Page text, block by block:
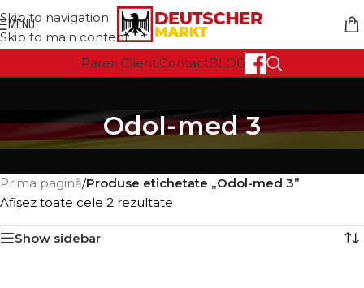
Skip to navigation
Skip to main content
MENU
Pareri ClientiContactBLOG
Odol-med 3
Prima pagină/Produse etichetate „Odol-med 3”
Afișez toate cele 2 rezultate
Show sidebar